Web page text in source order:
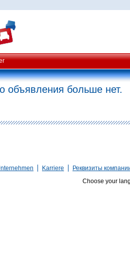
объявления больше нет.
Karriere
Реквизиты
Choose your